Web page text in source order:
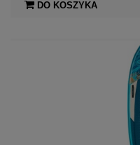
DO KOSZYKA